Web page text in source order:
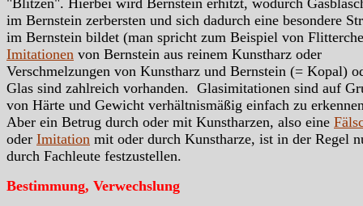
im Bernstein zerbersten und sich dadurch eine besondere
im Bernstein bildet (man spricht zum Beispiel von
Imitationen von Bernstein aus reinem Kunstharz oder
Verschmelzungen von Kunstharz und Bernstein (= Kopal)
Glas sind zahlreich vorhanden. Glasimitationen sind auf
von Härte und Gewicht verhältnismäßig einfach zu
Aber ein Betrug durch oder mit Kunstharzen, also eine
oder Imitation mit oder durch Kunstharze, ist in der Regel
durch Fachleute festzustellen.
Bestimmung, Verwechslung